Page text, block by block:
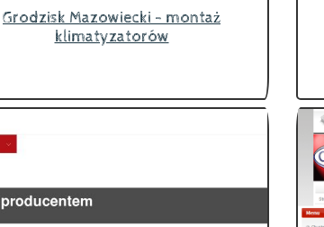
Grodzisk Mazowiecki - montaż
klimatyzatorów